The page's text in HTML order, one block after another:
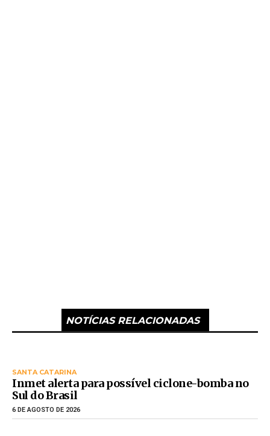
NOTÍCIAS RELACIONADAS
SANTA CATARINA
Inmet alerta para possível ciclone-bomba no
Sul do Brasil
6 DE AGOSTO DE 2026